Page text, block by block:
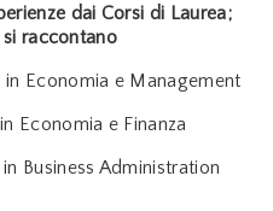
dai Corsi di Laurea;
raccontano
Economia e Management
Economia e Finanza
Business Administration